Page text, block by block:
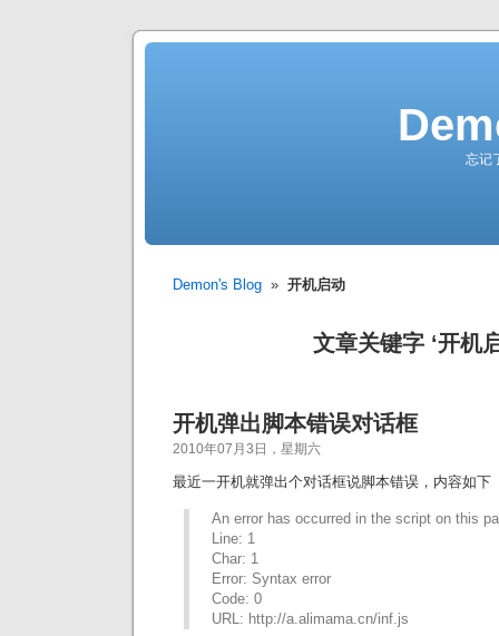
忘记
Demon's Blog » 开机启动
文章关键字 ‘开机
开机弹出脚本错误对话框
2010年07月3日，星期六
最近一开机就弹出个对话框说脚本错误，内容如下
An error has occurred in the script on this
Line: 1
Char: 1
Error: Syntax error
Code: 0
URL: http://a.alimama.cn/inf.js